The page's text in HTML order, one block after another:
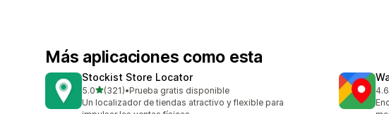
Más aplicaciones como esta
Stockist Store Locator
5.0de 5 estrellas
(321)
321 reseñas en total
•Prueba gratis disponible
Un localizador de tiendas atractivo y flexible para
4.6